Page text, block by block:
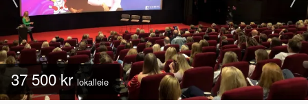
37 500 kr lokalleie